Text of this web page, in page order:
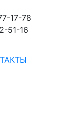
17-78
51-16